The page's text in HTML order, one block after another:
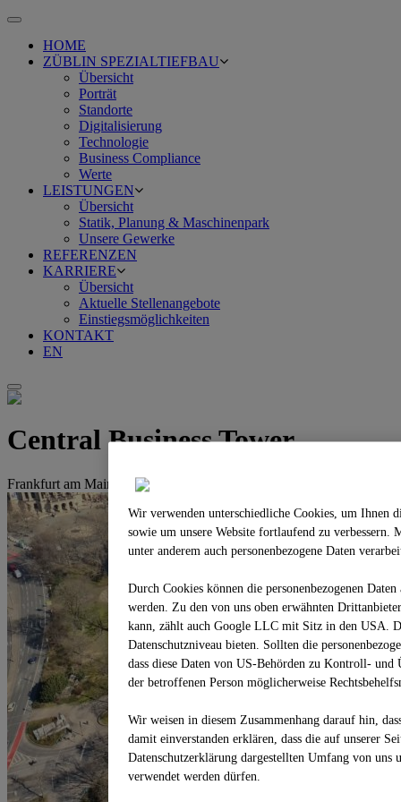
Toggle
navigation
HOME
ZÜBLIN SPEZIALTIEFBAU
Übersicht
Porträt
Standorte
Digitalisierung
Technologie
Business Compliance
Werte
LEISTUNGEN
Übersicht
Statik, Planung & Maschinenpark
Unsere Gewerke
REFERENZEN
KARRIERE
Übersicht
Aktuelle Stellenangebote
Einstiegsmöglichkeiten
KONTAKT
EN
Central Business Tower
Frankfurt am Main
Wir verwenden unterschiedliche Cookies, um Ihnen
sowie um unsere Website fortlaufend zu
unter anderem auch personenbezogene Daten
Durch Cookies können die personenbezogenen
werden. Zu den von uns oben erwähnten
kann, zählt auch Google LLC mit Sitz in den USA.
Datenschutzniveau bieten. Sollten die
dass diese Daten von US-Behörden zu Kontroll- und
der betroffenen Person möglicherweise
Wir weisen in diesem Zusammenhang darauf hin,
damit ein­ver­standen erklären, dass die auf unserer
Datenschutzerklärung dargestellten Umfang von
verwendet werden dürfen.